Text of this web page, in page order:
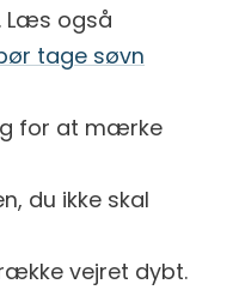
Læs også
tage søvn
for at mærke
du ikke skal
vejret dybt.